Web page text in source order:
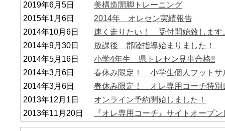
2019年6月5日
美構造開脚トレーニング
2015年1月6日
2014年 オレセン実績報告
2014年10月6日
速く走りたい！ 受付開始致します
2014年9月30日
放課後 郡陸指導始まりました！
2014年5月16日
小学4年生 県トレセン見事合格!!
2014年3月6日
春休み限定！ 小学生個人フットサ
2014年3月6日
春休み限定！ オレ専用コーチ特別
2013年12月1日
オンライン予約開始しました！
2013年11月20日
『オレ専用コーチ』サイトオープ